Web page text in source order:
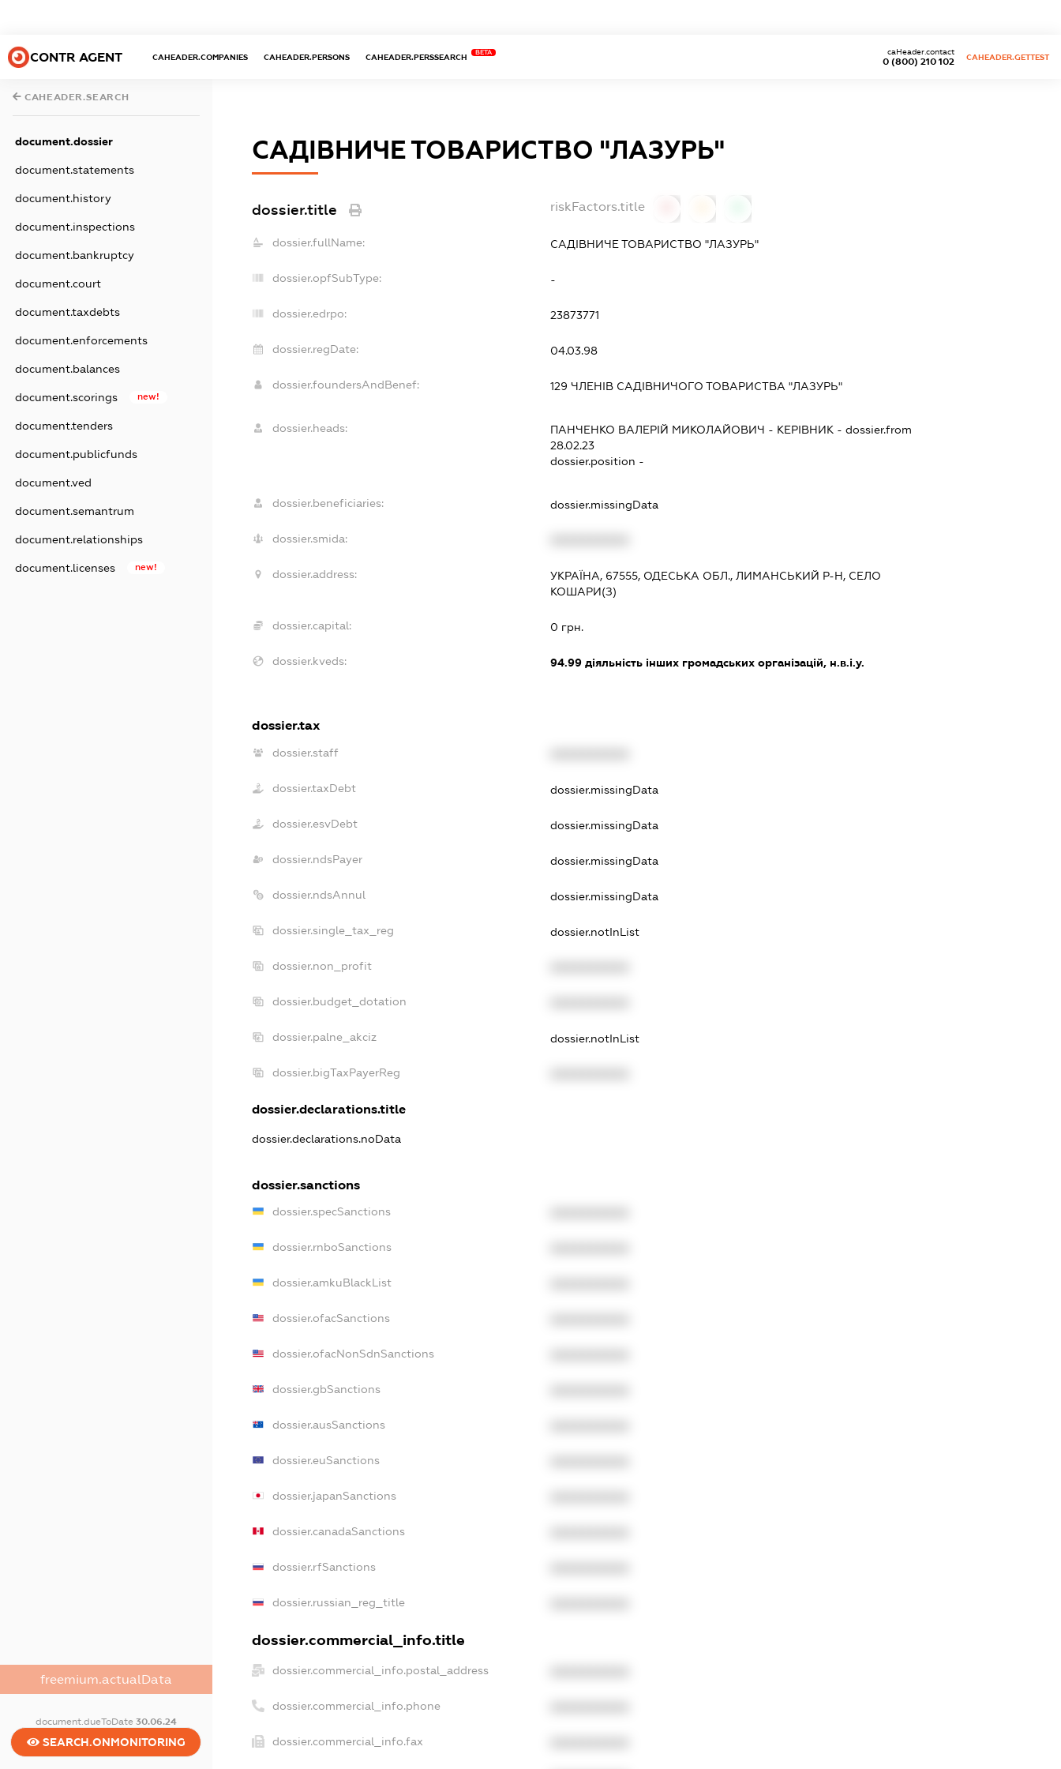
CONTR AGENT CAHEADER.COMPANIES CAHEADER.PERSONS CAHEADER.PERSSEARCH
BETA
0 (800) 210 102
caHeader.contact
CAHEADER.GETTEST
CAHEADER.SEARCH
document.dossier
document.statements
document.history
document.inspections
document.bankruptcy
document.court
document.taxdebts
document.enforcements
document.balances
document.scorings new!
document.tenders
document.publicfunds
document.ved
document.semantrum
document.relationships
document.licenses new!
freemium.actualData
document.dueToDate 30.06.24
SEARCH.ONMONITORING
САДІВНИЧЕ ТОВАРИСТВО "ЛАЗУРЬ"
dossier.title riskFactors.title
dossier.fullName: САДІВНИЧЕ ТОВАРИСТВО "ЛАЗУРЬ"
dossier.opfSubType: -
dossier.edrpo: 23873771
dossier.regDate: 04.03.98
dossier.foundersAndBenef: 129 ЧЛЕНІВ САДІВНИЧОГО ТОВАРИСТВА "ЛАЗУРЬ"
dossier.heads: ПАНЧЕНКО ВАЛЕРІЙ МИКОЛАЙОВИЧ - КЕРІВНИК - dossier.from
28.02.23
dossier.position -
dossier.beneficiaries: dossier.missingData
dossier.smida:
dossier.address:
УКРАЇНА, 67555, ОДЕСЬКА ОБЛ., ЛИМАНСЬКИЙ Р-Н, СЕЛО
КОШАРИ(З)
dossier.capital: 0 грн.
dossier.kveds: 94.99 діяльність інших громадських організацій, н.в.і.у.
dossier.tax
dossier.staff
dossier.taxDebt dossier.missingData
dossier.esvDebt dossier.missingData
dossier.ndsPayer dossier.missingData
dossier.ndsAnnul dossier.missingData
dossier.single_tax_reg dossier.notInList
dossier.non_profit
dossier.budget_dotation
dossier.palne_akciz dossier.notInList
dossier.bigTaxPayerReg
dossier.declarations.title
dossier.declarations.noData
dossier.sanctions
dossier.specSanctions
dossier.rnboSanctions
dossier.amkuBlackList
dossier.ofacSanctions
dossier.ofacNonSdnSanctions
dossier.gbSanctions
dossier.ausSanctions
dossier.euSanctions
dossier.japanSanctions
dossier.canadaSanctions
dossier.rfSanctions
dossier.russian_reg_title
dossier.commercial_info.title
dossier.commercial_info.postal_address
dossier.commercial_info.phone
dossier.commercial_info.fax